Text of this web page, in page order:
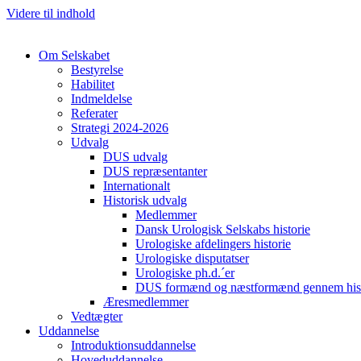
Videre til indhold
Om Selskabet
Bestyrelse
Habilitet
Indmeldelse
Referater
Strategi 2024-2026
Udvalg
DUS udvalg
DUS repræsentanter
Internationalt
Historisk udvalg
Medlemmer
Dansk Urologisk Selskabs historie
Urologiske afdelingers historie
Urologiske disputatser
Urologiske ph.d.´er
DUS formænd og næstformænd gennem
Æresmedlemmer
Vedtægter
Uddannelse
Introduktionsuddannelse